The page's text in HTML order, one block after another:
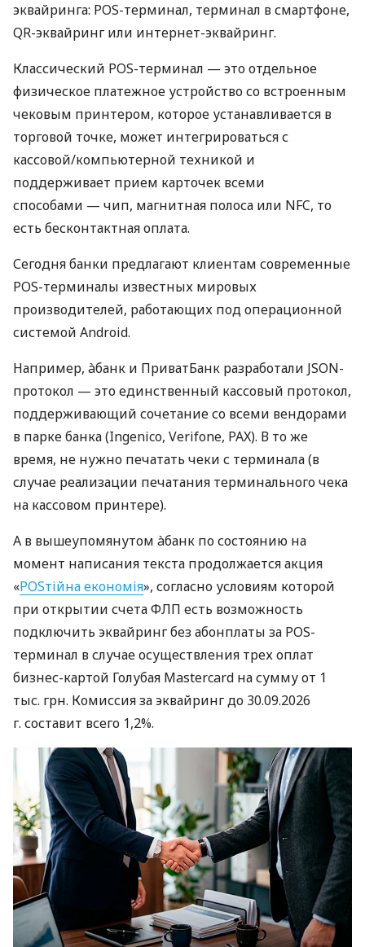
эквайринга: POS-терминал, терминал в смартфоне,
QR-эквайринг или интернет-эквайринг.
Классический POS-терминал — это отдельное
физическое платежное устройство со встроенным
чековым принтером, которое устанавливается в
торговой точке, может интегрироваться с
кассовой/компьютерной техникой и
поддерживает прием карточек всеми
способами — чип, магнитная полоса или NFC, то
есть бесконтактная оплата.
Сегодня банки предлагают клиентам современные
POS-терминалы известных мировых
производителей, работающих под операционной
системой Android.
Например, àбанк и ПриватБанк разработали JSON-
протокол — это единственный кассовый протокол,
поддерживающий сочетание со всеми вендорами
в парке банка (Ingenico, Verifone, PAX). В то же
время, не нужно печатать чеки с терминала (в
случае реализации печатания терминального чека
на кассовом принтере).
А в вышеупомянутом àбанк по состоянию на
момент написания текста продолжается акция
«POSтійна економія», согласно условиям которой
при открытии счета ФЛП есть возможность
подключить эквайринг без абонплаты за POS-
терминал в случае осуществления трех оплат
бизнес-картой Голубая Mastercard на сумму от 1
тыс. грн. Комиссия за эквайринг до 30.09.2026
г. составит всего 1,2%.